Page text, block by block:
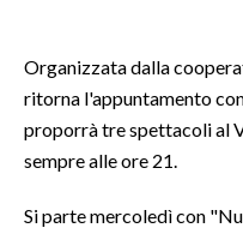
GOSSIP
SALUTE
Organizzata dalla
ritorna l'appuntamento
proporrà tre spettacoli al
sempre alle ore 21.
Si parte mercoledì con